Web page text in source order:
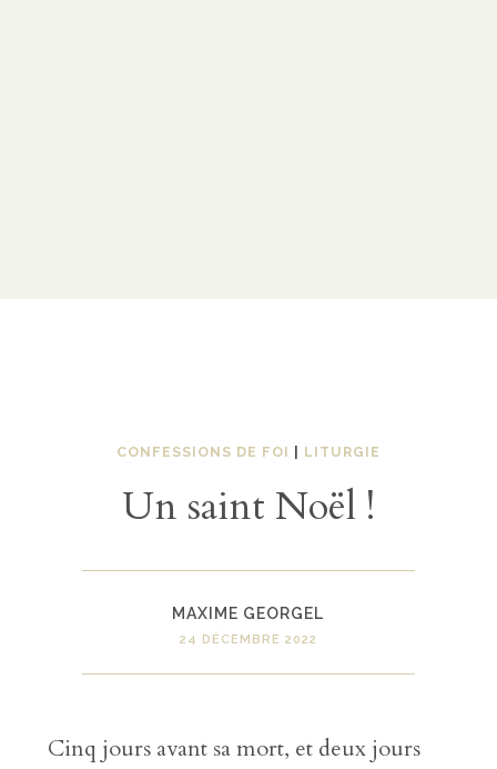
CONFESSIONS DE FOI LITURGIE
Un saint Noël !
MAXIME GEORGEL
24 DÉCEMBRE 2022
Cinq jours avant sa mort, et deux jours